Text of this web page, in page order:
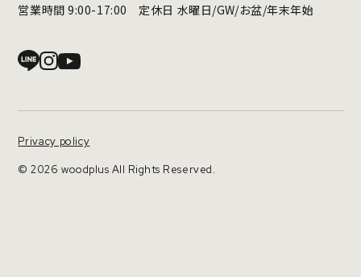
営業時間 9:00-17:00 定休日 水曜日/GW/お盆/年末年始
Privacy policy
© 2026 woodplus All Rights Reserved.